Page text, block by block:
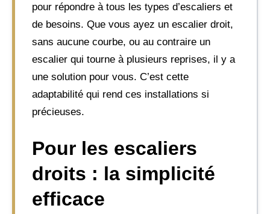
pour répondre à tous les types d’escaliers et
de besoins. Que vous ayez un escalier droit,
sans aucune courbe, ou au contraire un
escalier qui tourne à plusieurs reprises, il y a
une solution pour vous. C’est cette
adaptabilité qui rend ces installations si
précieuses.
Pour les escaliers
droits : la simplicité
efficace